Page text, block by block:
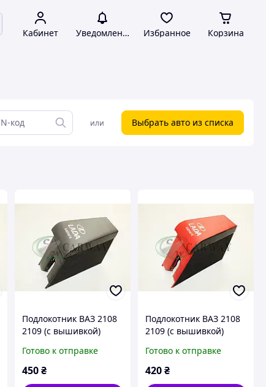
Кабинет Уведомления Избранное Корзина
или Выбрать авто из списка
Подлокотник ВАЗ 2108
2109 (с вышивкой)
Готово к отправке
450 ₴
Подлокотник ВАЗ 2108
2109 (с вышивкой)
Готово к отправке
420₴